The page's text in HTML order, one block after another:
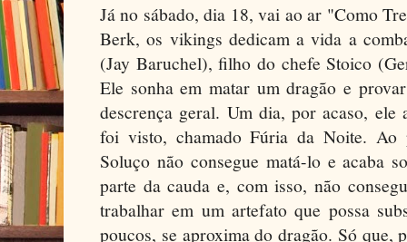
Já no sábado, dia 18, vai ao ar "Como
Berk, os vikings dedicam a vida a
(Jay Baruchel), filho do chefe Stoico
Ele sonha em matar um dragão e
descrença geral. Um dia, por acaso, ele
foi visto, chamado Fúria da Noite. Ao
Soluço não consegue matá-lo e acaba
parte da cauda e, com isso, não
trabalhar em um artefato que possa
poucos, se aproxima do dragão. Só que,